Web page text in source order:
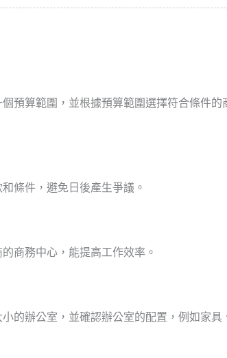
預算範圍，並根據預算範圍選擇符合條件的
條件，避免日後產生爭議。
商務中心，能提高工作效率。
的辦公室，並確認辦公室的配置，例如家具